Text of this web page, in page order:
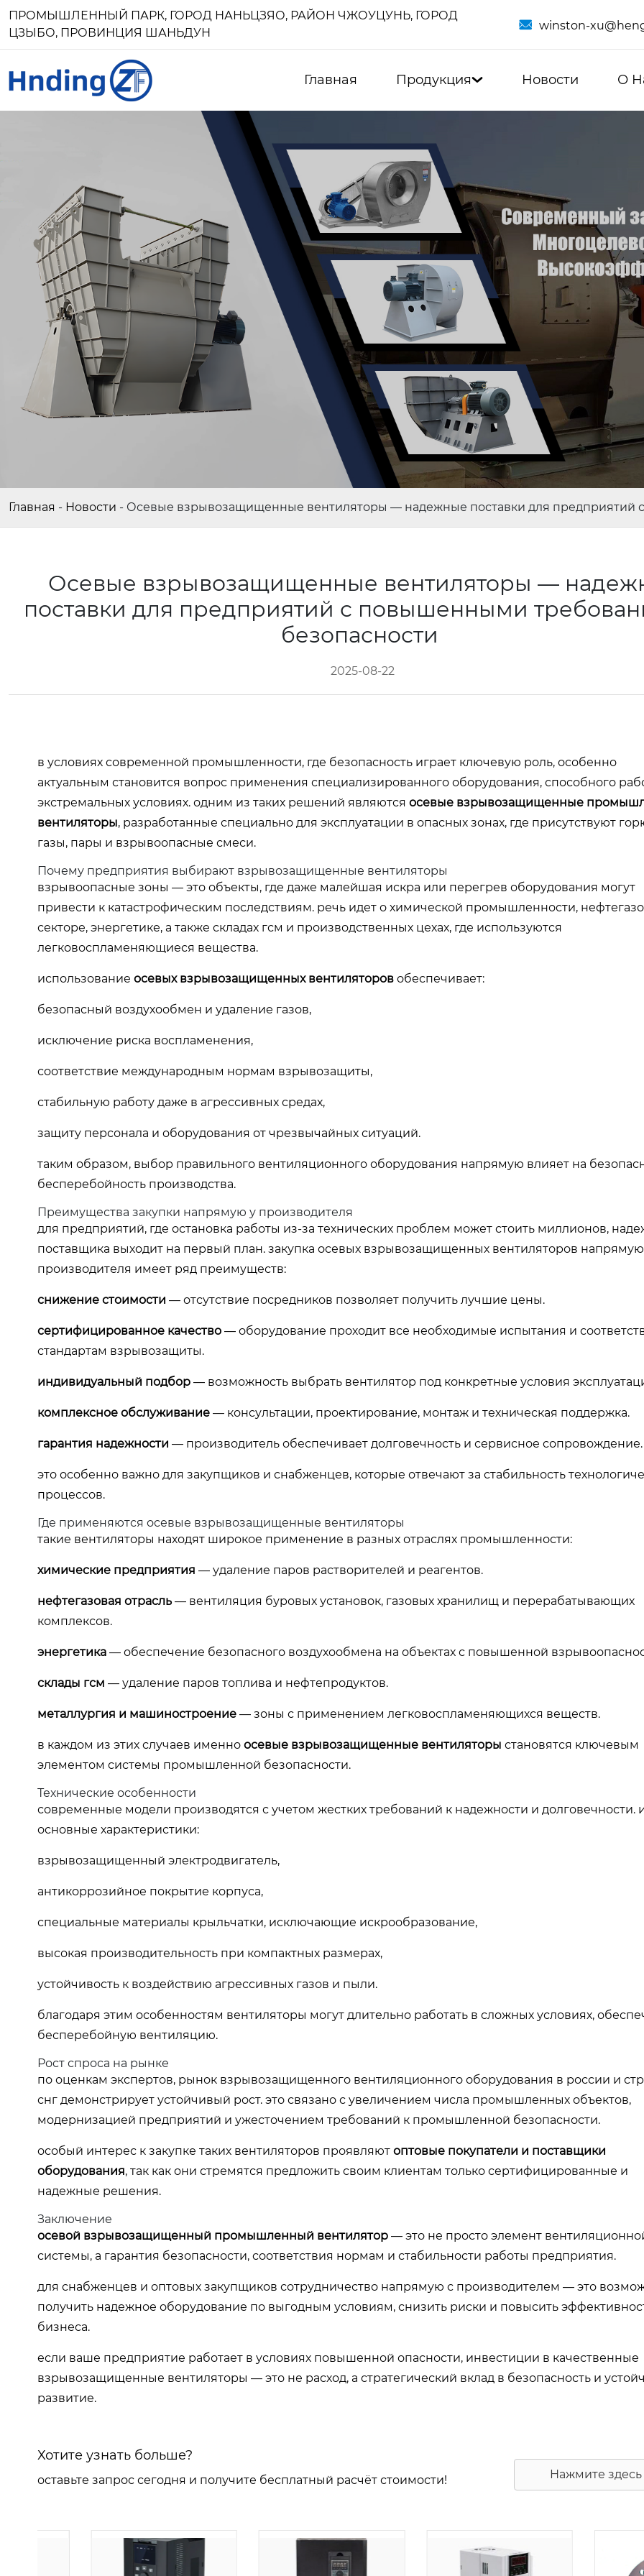
ПРОМЫШЛЕННЫЙ ПАРК, ГОРОД НАНЬЦЗЯО, РАЙОН ЧЖОУЦУНЬ, ГОРОД
ЦЗЫБО, ПРОВИНЦИЯ ШАНЬДУН
 winston-
Главная Продукция Новости О
Главная - Новости - Осевые взрывозащищенные вентиляторы — надежные поставки для предприятий
Осевые взрывозащищенные вентиляторы —
поставки для предприятий с повышенными
безопасности
2025-08-22
в условиях современной промышленности, где безопасность играет ключевую роль, особенно
актуальным становится вопрос применения специализированного оборудования, способного
экстремальных условиях. одним из таких решений являются осевые взрывозащищенные
вентиляторы, разработанные специально для эксплуатации в опасных зонах, где присутствуют
газы, пары и взрывоопасные смеси.
Почему предприятия выбирают взрывозащищенные вентиляторы
взрывоопасные зоны — это объекты, где даже малейшая искра или перегрев оборудования могут
привести к катастрофическим последствиям. речь идет о химической промышленности,
секторе, энергетике, а также складах гсм и производственных цехах, где используются
легковоспламеняющиеся вещества.
использование осевых взрывозащищенных вентиляторов обеспечивает:
безопасный воздухообмен и удаление газов,
исключение риска воспламенения,
соответствие международным нормам взрывозащиты,
стабильную работу даже в агрессивных средах,
защиту персонала и оборудования от чрезвычайных ситуаций.
таким образом, выбор правильного вентиляционного оборудования напрямую влияет на
бесперебойность производства.
Преимущества закупки напрямую у производителя
для предприятий, где остановка работы из-за технических проблем может стоить миллионов,
поставщика выходит на первый план. закупка осевых взрывозащищенных вентиляторов
производителя имеет ряд преимуществ:
снижение стоимости — отсутствие посредников позволяет получить лучшие цены.
сертифицированное качество — оборудование проходит все необходимые испытания и
стандартам взрывозащиты.
индивидуальный подбор — возможность выбрать вентилятор под конкретные условия
комплексное обслуживание — консультации, проектирование, монтаж и техническая поддержка.
гарантия надежности — производитель обеспечивает долговечность и сервисное сопровождение.
это особенно важно для закупщиков и снабженцев, которые отвечают за стабильность
процессов.
Где применяются осевые взрывозащищенные вентиляторы
такие вентиляторы находят широкое применение в разных отраслях промышленности:
химические предприятия — удаление паров растворителей и реагентов.
нефтегазовая отрасль — вентиляция буровых установок, газовых хранилищ и перерабатывающих
комплексов.
энергетика — обеспечение безопасного воздухообмена на объектах с повышенной
склады гсм — удаление паров топлива и нефтепродуктов.
металлургия и машиностроение — зоны с применением легковоспламеняющихся веществ.
в каждом из этих случаев именно осевые взрывозащищенные вентиляторы становятся ключевым
элементом системы промышленной безопасности.
Технические особенности
современные модели производятся с учетом жестких требований к надежности и долговечности.
основные характеристики:
взрывозащищенный электродвигатель,
антикоррозийное покрытие корпуса,
специальные материалы крыльчатки, исключающие искрообразование,
высокая производительность при компактных размерах,
устойчивость к воздействию агрессивных газов и пыли.
благодаря этим особенностям вентиляторы могут длительно работать в сложных условиях,
бесперебойную вентиляцию.
Рост спроса на рынке
по оценкам экспертов, рынок взрывозащищенного вентиляционного оборудования в россии и
снг демонстрирует устойчивый рост. это связано с увеличением числа промышленных объектов,
модернизацией предприятий и ужесточением требований к промышленной безопасности.
особый интерес к закупке таких вентиляторов проявляют оптовые покупатели и поставщики
оборудования, так как они стремятся предложить своим клиентам только сертифицированные и
надежные решения.
Заключение
осевой взрывозащищенный промышленный вентилятор — это не просто элемент
системы, а гарантия безопасности, соответствия нормам и стабильности работы предприятия.
для снабженцев и оптовых закупщиков сотрудничество напрямую с производителем — это
получить надежное оборудование по выгодным условиям, снизить риски и повысить
бизнеса.
если ваше предприятие работает в условиях повышенной опасности, инвестиции в качественные
взрывозащищенные вентиляторы — это не расход, а стратегический вклад в безопасность и
развитие.
Хотите узнать больше?
оставьте запрос сегодня и получите бесплатный расчёт стоимости! Нажмите здесь